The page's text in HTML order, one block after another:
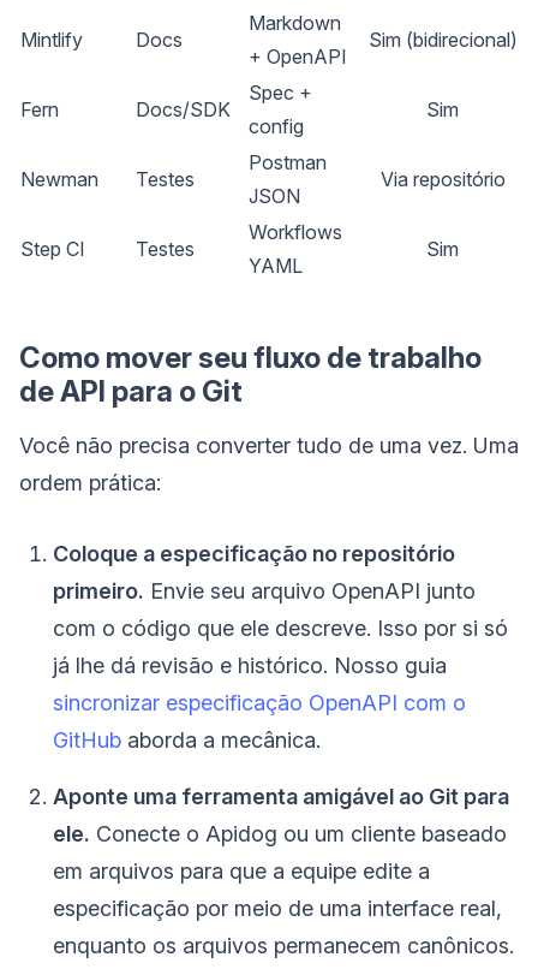
Mintlify Docs
Markdown
+ OpenAPI
Sim (bidirecional)
Fern Docs/SDK
Spec +
config
Sim
Newman Testes
Postman
JSON
Via repositório
Step CI Testes
Workflows
YAML
Sim
Como mover seu fluxo de trabalho
de API para o Git
Você não precisa converter tudo de uma vez. Uma
ordem prática:
Coloque a especificação no repositório
primeiro. Envie seu arquivo OpenAPI junto
com o código que ele descreve. Isso por si só
já lhe dá revisão e histórico. Nosso guia
sincronizar especificação OpenAPI com o
GitHub aborda a mecânica.
Aponte uma ferramenta amigável ao Git para
ele. Conecte o Apidog ou um cliente baseado
em arquivos para que a equipe edite a
especificação por meio de uma interface real,
enquanto os arquivos permanecem canônicos.